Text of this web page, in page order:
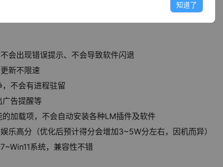
会出现错误提示、不会导致软件闪退
新不限速
不会有进程驻留
广告提醒等
加载项，不会自动安装各种LM插件及软件
乐高分（优化后预计得分会增加3~5W分左右，因机而异）
系统，兼容性不错
知道了